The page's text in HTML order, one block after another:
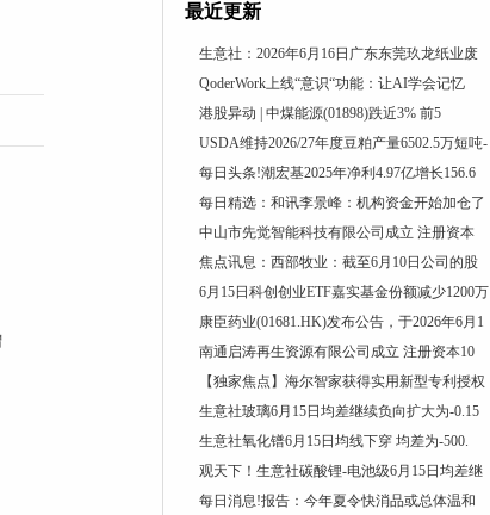
最近更新
生意社：2026年6月16日广东东莞玖龙纸业废
QoderWork上线“意识“功能：让AI学会记忆
港股异动 | 中煤能源(01898)跌近3% 前5
USDA维持2026/27年度豆粕产量6502.5万短吨-
每日头条!潮宏基2025年净利4.97亿增长156.6
每日精选：和讯李景峰：机构资金开始加仓了
中山市先觉智能科技有限公司成立 注册资本
焦点讯息：西部牧业：截至6月10日公司的股
6月15日科创创业ETF嘉实基金份额减少1200万
康臣药业(01681.HK)发布公告，于2026年6月1
南通启涛再生资源有限公司成立 注册资本10
【独家焦点】海尔智家获得实用新型专利授权
生意社玻璃6月15日均差继续负向扩大为-0.15
生意社氧化镨6月15日均线下穿 均差为-500.
观天下！生意社碳酸锂-电池级6月15日均差继
每日消息!报告：今年夏令快消品或总体温和